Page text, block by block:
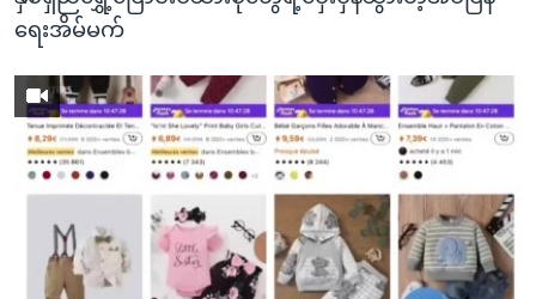
ရေးအိမ်မက်